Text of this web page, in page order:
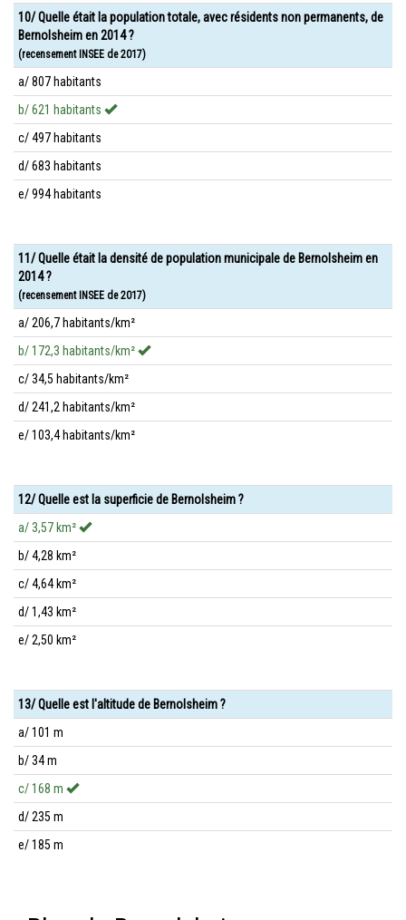
10/ Quelle était la population totale, avec résidents non permanents, de
Bernolsheim en 2014 ?
(recensement INSEE de 2017)
a/ 807 habitants
b/ 621 habitants
c/ 497 habitants
d/ 683 habitants
e/ 994 habitants
11/ Quelle était la densité de population municipale de Bernolsheim en
2014 ?
(recensement INSEE de 2017)
a/ 206,7 habitants/km²
b/ 172,3 habitants/km²
c/ 34,5 habitants/km²
d/ 241,2 habitants/km²
e/ 103,4 habitants/km²
12/ Quelle est la superficie de Bernolsheim ?
a/ 3,57 km²
b/ 4,28 km²
c/ 4,64 km²
d/ 1,43 km²
e/ 2,50 km²
13/ Quelle est l'altitude de Bernolsheim ?
a/ 101 m
b/ 34 m
c/ 168 m
d/ 235 m
e/ 185 m